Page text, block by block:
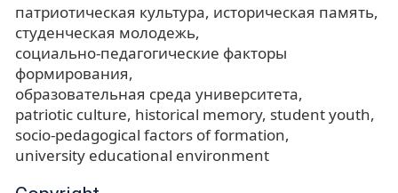
патриотическая культура историческая память
студенческая молодежь
социально-педагогические факторы
формирования
образовательная среда университета
patriotic culture historical memory student youth
socio-pedagogical factors of formation
university educational environment